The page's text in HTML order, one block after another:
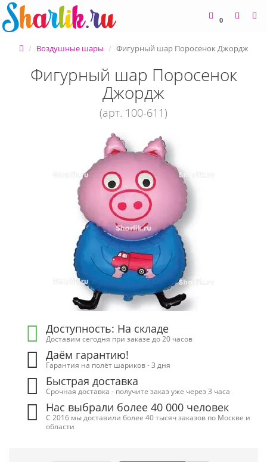
0
Воздушные шары Фигурный шар Поросенок Джордж
Фигурный шар Поросенок
Джордж
(арт. 100-611)
Доступность: На складе
Доставим сегодня при заказе до 20 часов
Даём гарантию!
Гарантия на полёт шариков - 3 дня
Быстрая доставка
Срочная доставка - получите заказ уже через 3 часа
Нас выбрали более 40 000 человек
С 2016 мы доставили более 40 тысяч заказов по Москве и
области